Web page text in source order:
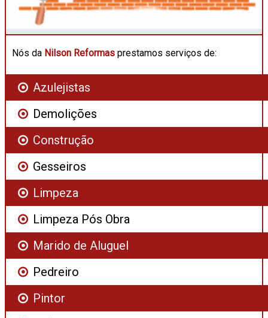
Nós da Nilson Reformas prestamos serviços de:
Azulejistas
Demolições
Construção
Gesseiros
Limpeza
Limpeza Pós Obra
Marido de Aluguel
Pedreiro
Pintor